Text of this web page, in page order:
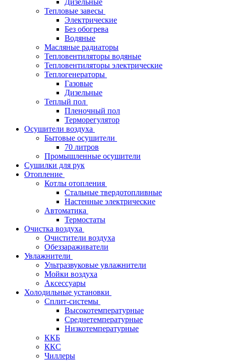
Дизельные
Тепловые завесы
Электрические
Без обогрева
Водяные
Масляные радиаторы
Тепловентиляторы водяные
Тепловентиляторы электрические
Теплогенераторы
Газовые
Дизельные
Теплый пол
Пленочный пол
Терморегулятор
Осушители воздуха
Бытовые осушители
70 литров
Промышленные осушители
Сушилки для рук
Отопление
Котлы отопления
Стальные твердотопливные
Настенные электрические
Автоматика
Термостаты
Очистка воздуха
Очистители воздуха
Обеззараживатели
Увлажнители
Ультразвуковые увлажнители
Мойки воздуха
Аксессуары
Холодильные установки
Сплит-системы
Высокотемпературные
Среднетемпературные
Низкотемпературные
ККБ
ККС
Чиллеры